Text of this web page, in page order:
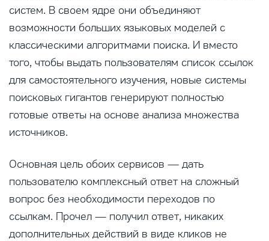
систем. В своем ядре они объединяют
возможности больших языковых моделей с
классическими алгоритмами поиска. И вместо
того, чтобы выдать пользователям список ссылок
для самостоятельного изучения, новые системы
поисковых гигантов генерируют полностью
готовые ответы на основе анализа множества
источников.
Основная цель обоих сервисов — дать
пользователю комплексный ответ на сложный
вопрос без необходимости переходов по
ссылкам. Прочел — получил ответ, никаких
дополнительных действий в виде кликов не